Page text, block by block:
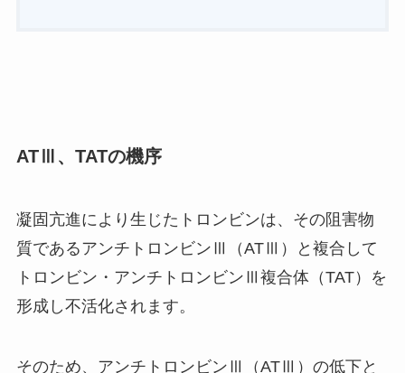
ATⅢ、TATの機序
凝固亢進により生じたトロンビンは、その阻害物
質であるアンチトロンビンⅢ（ATⅢ）と複合して
トロンビン・アンチトロンビンⅢ複合体（TAT）を
形成し不活化されます。
そのため、アンチトロンビンⅢ（ATⅢ）の低下と